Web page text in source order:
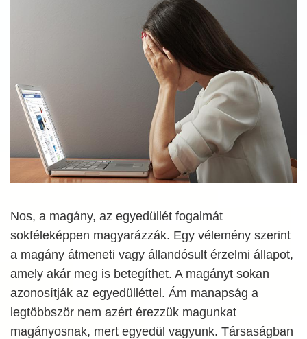
Nos, a magány, az egyedüllét fogalmát
sokféleképpen magyarázzák. Egy vélemény szerint
a magány átmeneti vagy állandósult érzelmi állapot,
amely akár meg is betegíthet. A magányt sokan
azonosítják az egyedülléttel. Ám manapság a
legtöbbször nem azért érezzük magunkat
magányosnak, mert egyedül vagyunk. Társaságban